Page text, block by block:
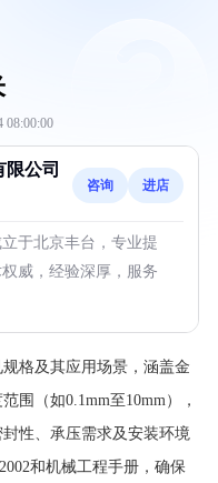
08:00:00
公司
咨询 进店
于北京丰台，专业提
威，经验深厚，服务
格及其应用场景，涵盖金
围（如0.1mm至10mm），
性、承压需求及安装环境
和机械工程手册，确保